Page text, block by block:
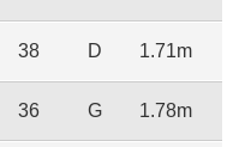
38 D 1.71m
36 G 1.78m